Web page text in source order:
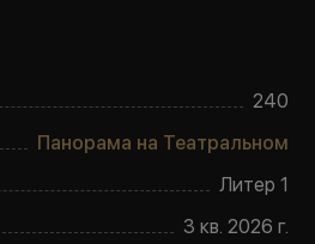
240
Панорама на Театральном
Литер 1
3 кв. 2026 г.